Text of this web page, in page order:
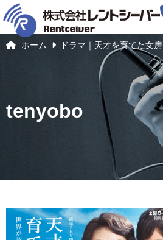
ホーム ドラマ｜天才を育てた女房
tenyobo